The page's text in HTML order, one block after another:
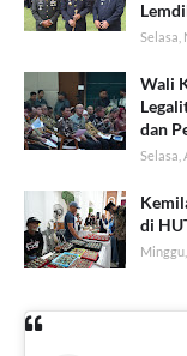
Selasa,
Wali
dan
Selasa,
di